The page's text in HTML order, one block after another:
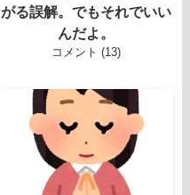
がる誤解。でもそれでいい
んだよ。
コメント (13)